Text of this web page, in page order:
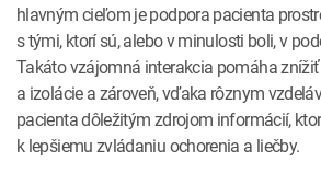
hlavným cieľom je podpora pacienta
s tými, ktorí sú, alebo v minulosti boli, v
Takáto vzájomná interakcia pomáha
a izolácie a zároveň, vďaka rôznym
pacienta dôležitým zdrojom informácií,
k lepšiemu zvládaniu ochorenia a liečby.